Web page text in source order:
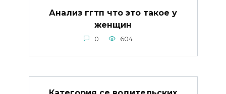
Анализ ггтп что это такое у
женщин
0 604